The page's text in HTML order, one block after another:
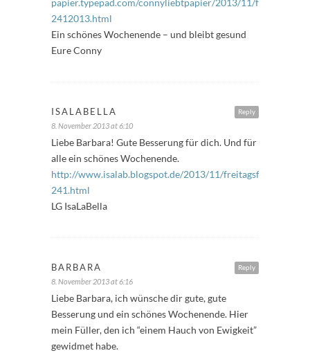
papier.typepad.com/connyliebtpapier/2013/11/
2412013.html
Ein schönes Wochenende – und bleibt gesund
Eure Conny
Reply
ISALABELLA
8. November 2013 at 6:10
Liebe Barbara! Gute Besserung für dich. Und für
alle ein schönes Wochenende.
http://www.isalab.blogspot.de/2013/11/freitagsfuller-
241.html
LG IsaLaBella
Reply
BARBARA
8. November 2013 at 6:16
Liebe Barbara, ich wünsche dir gute, gute
Besserung und ein schönes Wochenende. Hier
mein Füller, den ich “einem Hauch von Ewigkeit”
gewidmet habe.